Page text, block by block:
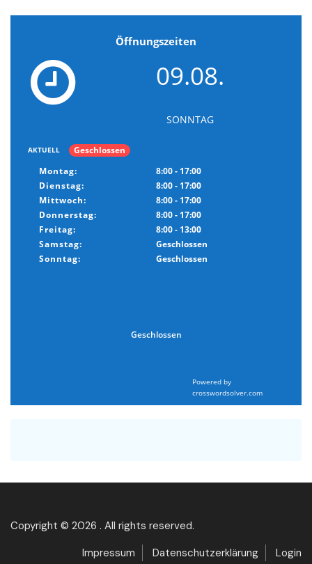
Öffnungszeiten
09.08.
SONNTAG
AKTUELL
Geschlossen
Montag:
8:00 - 17:00
Dienstag:
8:00 - 17:00
Mittwoch:
8:00 - 17:00
Donnerstag:
8:00 - 17:00
Freitag:
8:00 - 13:00
Samstag:
Geschlossen
Sonntag:
Geschlossen
Geschlossen
Powered by
crosswordsolver.com
Copyright © 2026 . All rights reserved.
Impressum
Datenschutzerklärung Login